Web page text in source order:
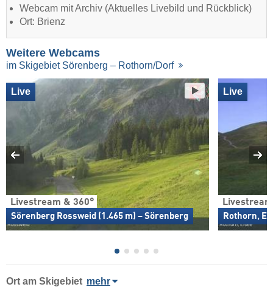
Webcam mit Archiv (Aktuelles Livebild und Rückblick)
Ort: Brienz
Weitere Webcams
im Skigebiet Sörenberg – Rothorn/Dorf
Livestream & 360°
Sörenberg Rossweid (1.465 m) – Sörenberg
Live
Livestream
Rothorn,
Live
Ort am Skigebiet mehr